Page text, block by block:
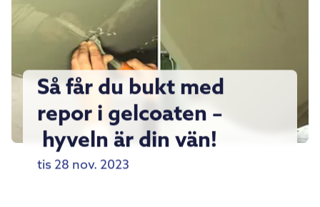
Så får du bukt med
repor i gelcoaten –
hyveln är din vän!
tis 28 nov. 2023